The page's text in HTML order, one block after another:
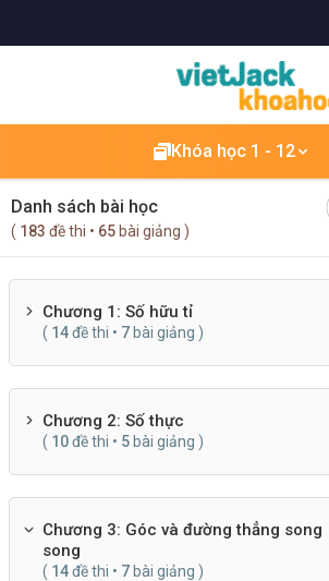
Khóa học 1 - 12
Danh sách bài học
( 183 đề thi • 65bài giảng )
Chương 1: Số hữu tỉ
( 14đề thi • 7bài giảng )
Chương 2: Số thực
( 10đề thi • 5bài giảng )
Chương 3: Góc và đường thẳng song
song
( 14đề thi • 7bài giảng )